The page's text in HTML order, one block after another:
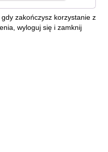
zakończysz korzystanie z
wyloguj się i zamknij